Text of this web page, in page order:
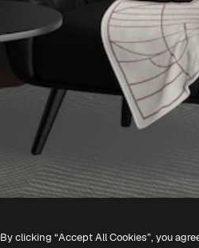
By clicking “Accept All Cookies”, you